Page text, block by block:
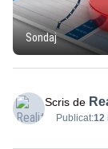
Sondaj
Scris de
Publicat:12